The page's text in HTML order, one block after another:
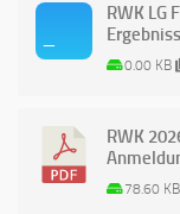
RWK LG
0.00 KB
RWK
78.60 KB